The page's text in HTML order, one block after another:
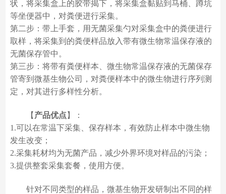
状，将采集盒上的胶带揭下，将采集盒黏贴到马桶、蹲坑
等坐便器中，对粪便进行采集。
第二步：带上手套，用无菌采集勺对采集盒中的粪便进行
取样，将采集到的粪便样品放入带有微生物常温保存液的
无菌保存管中。
第三步：将带有粪便样本、微生物常温保存液的无菌保存
管寄到微基生物公司，对粪便样本中的微生物进行序列测
定，对其进行多样性分析。
【 产品优点 】：
1.可以在常温下采集、保存样本，有效防止样本中微生物
发生改变；
2.采集耗材均为无菌产品，减少外界环境对样品的污染；
3.提供整套采集套餐，使用方便。
针对不同类型的样品，微基生物开发研制出不同的样